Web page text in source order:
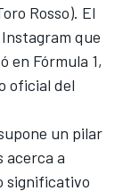
Rosso). El
que
en Fórmula 1,
oficial del
un pilar
acerca a
significativo